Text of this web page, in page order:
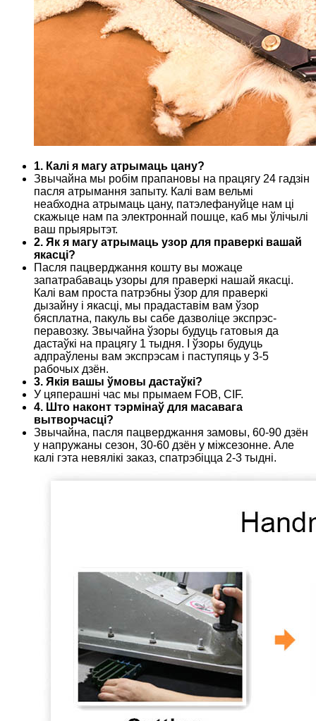
1. Калі я магу атрымаць цану?
Звычайна мы робім прапановы на працягу 24 гадзін
пасля атрымання запыту. Калі вам вельмі
неабходна атрымаць цану, патэлефануйце нам ці
скажыце нам па электроннай пошце, каб мы ўлічылі
ваш прыярытэт.
2. Як я магу атрымаць узор для праверкі вашай
якасці?
Пасля пацверджання кошту вы можаце
запатрабаваць узоры для праверкі нашай якасці.
Калі вам проста патрэбны ўзор для праверкі
дызайну і якасці, мы прадаставім вам ўзор
бясплатна, пакуль вы сабе дазволіце экспрэс-
перавозку. Звычайна ўзоры будуць гатовыя да
дастаўкі на працягу 1 тыдня. І ўзоры будуць
адпраўлены вам экспрэсам і паступяць у 3-5
рабочых дзён.
3. Якія вашы ўмовы дастаўкі?
У цяперашні час мы прымаем FOB, CIF.
4. Што наконт тэрмінаў для масавага
вытворчасці?
Звычайна, пасля пацверджання замовы, 60-90 дзён
у напружаны сезон, 30-60 дзён у міжсезонне. Але
калі гэта невялікі заказ, спатрэбіцца 2-3 тыдні.